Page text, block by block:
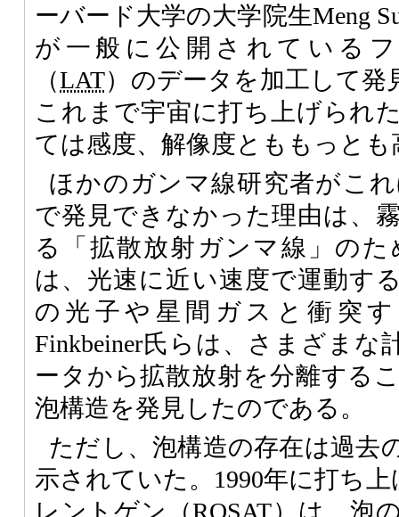
ーバード大学の大学院生Meng
が一般に公開されている
（LAT）のデータを加工して発
これまで宇宙に打ち上げられ
ては感度、解像度とももっとも
ほかのガンマ線研究者がこ
で発見できなかった理由は、
る「拡散放射ガンマ線」の
は、光速に近い速度で運動す
の光子や星間ガスと衝突
Finkbeiner氏らは、さまざまな
ータから拡散放射を分離する
泡構造を発見したのである。
ただし、泡構造の存在は過去
示されていた。1990年に打ち
レントゲン（ROSAT）は、泡